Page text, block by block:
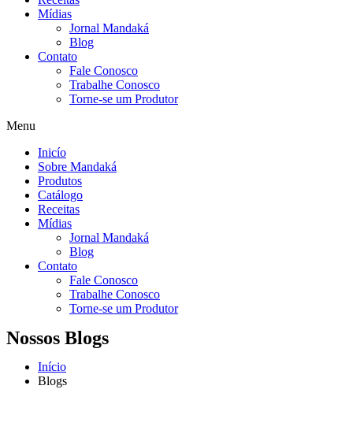
Mídias
Jornal Mandaká
Blog
Contato
Fale Conosco
Trabalhe Conosco
Torne-se um Produtor
Menu
Inicío
Sobre Mandaká
Produtos
Catálogo
Receitas
Mídias
Jornal Mandaká
Blog
Contato
Fale Conosco
Trabalhe Conosco
Torne-se um Produtor
Nossos Blogs
Início
Blogs